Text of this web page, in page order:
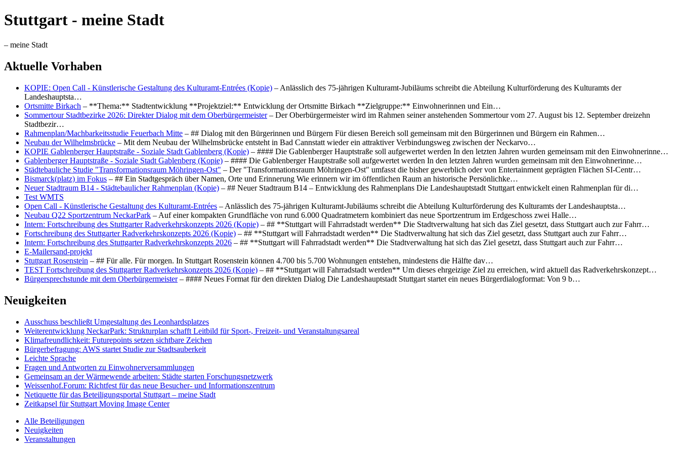
Stuttgart - meine Stadt
– meine Stadt
Aktuelle Vorhaben
KOPIE: Open Call - Künstlerische Gestaltung des Kulturamt-Entrées (Kopie) – Anlässlich des 75-jährigen Kulturamt-Jubiläums schreibt die Abteilung Kulturförderung des Kulturamts der
Landeshauptsta…
Ortsmitte Birkach – **Thema:** Stadtentwicklung **Projektziel:** Entwicklung der Ortsmitte Birkach **Zielgruppe:** Einwohnerinnen und Ein…
Sommertour Stadtbezirke 2026: Direkter Dialog mit dem Oberbürgermeister– Der Oberbürgermeister wird im Rahmen seiner anstehenden Sommertour vom 27. August bis 12. September dreizehn
Stadtbezir…
Rahmenplan/Machbarkeitsstudie Feuerbach Mitte – ## Dialog mit den Bürgerinnen und Bürgern Für diesen Bereich soll gemeinsam mit den Bürgerinnen und Bürgern ein Rahmen…
Neubau der Wilhelmsbrücke – Mit dem Neubau der Wilhelmsbrücke entsteht in Bad Cannstatt wieder ein attraktiver Verbindungsweg zwischen der Neckarvo…
KOPIE Gablenberger Hauptstraße - Soziale Stadt Gablenberg (Kopie) – #### Die Gablenberger Hauptstraße soll aufgewertet werden In den letzten Jahren wurden gemeinsam mit den Einwohnerinne…
Gablenberger Hauptstraße - Soziale Stadt Gablenberg (Kopie) – #### Die Gablenberger Hauptstraße soll aufgewertet werden In den letzten Jahren wurden gemeinsam mit den Einwohnerinne…
Städtebauliche Studie "Transformationsraum Möhringen-Ost" – Der "Transformationsraum Möhringen-Ost" umfasst die bisher gewerblich oder von Entertainment geprägten Flächen SI-Centr…
Bismarck(platz) im Fokus – ## Ein Stadtgespräch über Namen, Orte und Erinnerung Wie erinnern wir im öffentlichen Raum an historische Persönlichke…
Neuer Stadtraum B14 - Städtebaulicher Rahmenplan (Kopie) – ## Neuer Stadtraum B14 – Entwicklung des Rahmenplans Die Landeshauptstadt Stuttgart entwickelt einen Rahmenplan für di…
Test WMTS
Open Call - Künstlerische Gestaltung des Kulturamt-Entrées – Anlässlich des 75-jährigen Kulturamt-Jubiläums schreibt die Abteilung Kulturförderung des Kulturamts der Landeshauptsta…
Neubau Q22 Sportzentrum NeckarPark – Auf einer kompakten Grundfläche von rund 6.000 Quadratmetern kombiniert das neue Sportzentrum im Erdgeschoss zwei Halle…
Intern: Fortschreibung des Stuttgarter Radverkehrskonzepts 2026 (Kopie) – ## **Stuttgart will Fahrradstadt werden** Die Stadtverwaltung hat sich das Ziel gesetzt, dass Stuttgart auch zur Fahrr…
Fortschreibung des Stuttgarter Radverkehrskonzepts 2026 (Kopie) – ## **Stuttgart will Fahrradstadt werden** Die Stadtverwaltung hat sich das Ziel gesetzt, dass Stuttgart auch zur Fahrr…
Intern: Fortschreibung des Stuttgarter Radverkehrskonzepts 2026 – ## **Stuttgart will Fahrradstadt werden** Die Stadtverwaltung hat sich das Ziel gesetzt, dass Stuttgart auch zur Fahrr…
E-Mailersand-projekt
Stuttgart Rosenstein – ## Für alle. Für morgen. In Stuttgart Rosenstein können 4.700 bis 5.700 Wohnungen entstehen, mindestens die Hälfte dav…
TEST Fortschreibung des Stuttgarter Radverkehrskonzepts 2026 (Kopie) – ## **Stuttgart will Fahrradstadt werden** Um dieses ehrgeizige Ziel zu erreichen, wird aktuell das Radverkehrskonzept…
Bürgersprechstunde mit dem Oberbürgermeister– #### Neues Format für den direkten Dialog Die Landeshauptstadt Stuttgart startet ein neues Bürgerdialogformat: Von 9 b…
Neuigkeiten
Ausschuss beschließt Umgestaltung des Leonhards­platzes
Weiterentwicklung NeckarPark: Strukturplan schafft Leitbild für Sport-, Freizeit- und Veranstaltungsareal
Klimafreundlichkeit: Futurepoints setzen sichtbare Zeichen
Bürgerbefragung: AWS startet Studie zur Stadtsauberkeit
Leichte Sprache
Fragen und Antworten zu Einwohnerversammlungen
Gemeinsam an der Wärmewende arbeiten: Städte starten Forschungsnetzwerk
Weissenhof.Forum: Richtfest für das neue Besucher- und Informationszentrum
Netiquette für das Beteiligungsportal Stuttgart – meine Stadt
Zeitkapsel für Stuttgart Moving Image Center
Alle Beteiligungen
Neuigkeiten
Veranstaltungen